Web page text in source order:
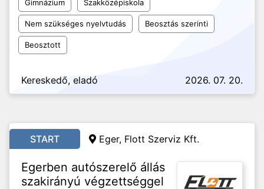
Gimnázium Szakközépiskola
Nem szükséges nyelvtudás Beosztás szerinti
Beosztott
Kereskedő, eladó 2026. 07. 20.
START Eger, Flott Szerviz Kft.
Egerben autószerelő állás
szakirányú végzettséggel